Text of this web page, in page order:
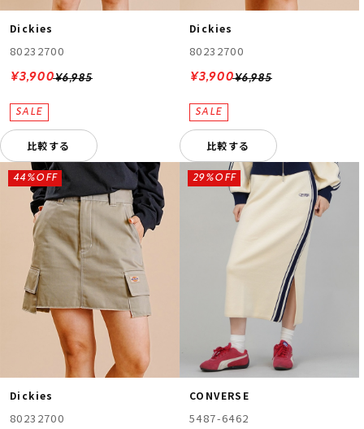
Dickies
80232700
¥6,985
¥3,900
比較する
Dickies
80232700
¥6,985
¥3,900
比較する
Dickies
80232700
44%OFF
CONVERSE
5487-6462
29%OFF